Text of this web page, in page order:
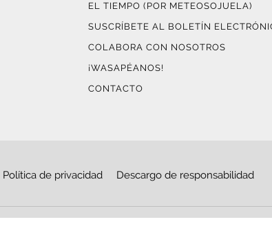
EL TIEMPO (POR METEOSOJUELA)
SUSCRÍBETE AL BOLETÍN
COLABORA CON NOSOTROS
¡WASAPÉANOS!
CONTACTO
Política de privacidad Descargo de responsabilidad